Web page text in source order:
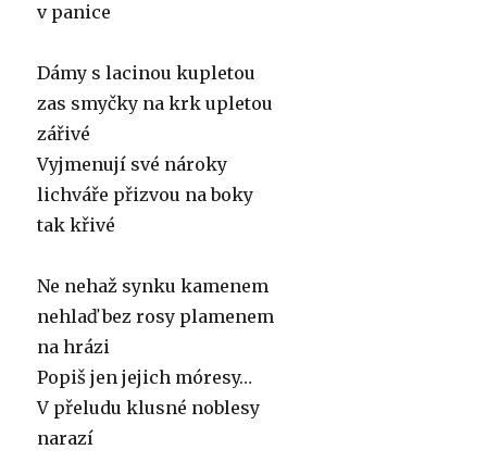
v panice
Dámy s lacinou kupletou
zas smyčky na krk upletou
zářivé
Vyjmenují své nároky
lichváře přizvou na boky
tak křivé
Ne nehaž synku kamenem
nehlaď bez rosy plamenem
na hrázi
Popiš jen jejich móresy…
V přeludu klusné noblesy
narazí